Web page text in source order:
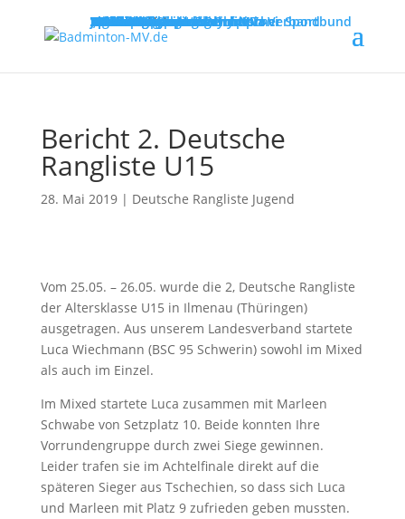
MENUMENU
Willkommen
Verband
Verbandsführung
Ausschreibungen
Vereine
Vereinsservice
Spielbetrieb
Turniere
Landesliga
Landesklasse
Bezirksliga
Lehre & Ausbildung
Ausbildungen
Fortbildungen
Trainerinfos
Schulsport
Shuttle Time
„Mach mit – spiel dich fit!“
Jugend trainiert für Olympia
Spiel- und Sportabzeichen
Badmintonabenteuer mit Toni
Links
DBV - Deutscher Badminton-Verband
DBV - Gruppe Nord
DOSB - Deutscher Olympischer Sportbund
LSB - Landessportbund MV
Bericht 2. Deutsche
Rangliste U15
28. Mai 2019| Deutsche Rangliste Jugend
Vom 25.05. – 26.05. wurde die 2, Deutsche Rangliste
der Altersklasse U15 in Ilmenau (Thüringen)
ausgetragen. Aus unserem Landesverband startete
Luca Wiechmann (BSC 95 Schwerin) sowohl im Mixed
als auch im Einzel.
Im Mixed startete Luca zusammen mit Marleen
Schwabe von Setzplatz 10. Beide konnten Ihre
Vorrundengruppe durch zwei Siege gewinnen.
Leider trafen sie im Achtelfinale direkt auf die
späteren Sieger aus Tschechien, so dass sich Luca
und Marleen mit Platz 9 zufrieden geben mussten.